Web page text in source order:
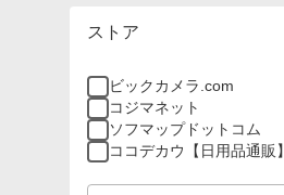
ストア
ビックカメラ.com
コジマネット
ソフマップドットコム
ココデカウ【日用品通販】